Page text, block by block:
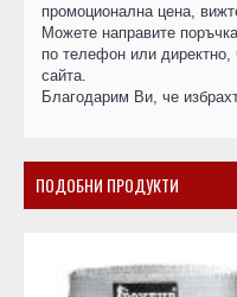
промоционална цена,
Можете направите
по телефон или
сайта.
Благодарим Ви, че
ПОДОБНИ ПРОДУКТИ